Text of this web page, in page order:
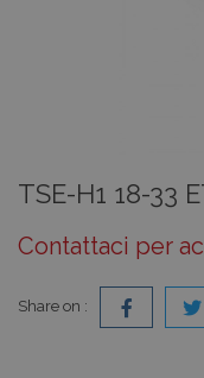
TSE-H1 18-33
Contattaci per
Share on :